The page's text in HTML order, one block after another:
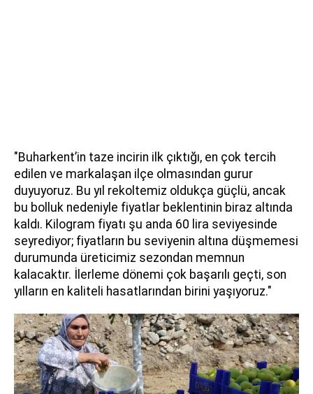
"Buharkent’in taze incirin ilk çıktığı, en çok tercih
edilen ve markalaşan ilçe olmasından gurur
duyuyoruz. Bu yıl rekoltemiz oldukça güçlü, ancak
bu bolluk nedeniyle fiyatlar beklentinin biraz altında
kaldı. Kilogram fiyatı şu anda 60 lira seviyesinde
seyrediyor; fiyatların bu seviyenin altına düşmemesi
durumunda üreticimiz sezondan memnun
kalacaktır. İlerleme dönemi çok başarılı geçti, son
yılların en kaliteli hasatlarından birini yaşıyoruz."